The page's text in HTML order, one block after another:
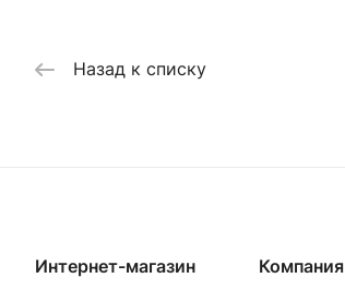
Назад к списку
Интернет-магазин Компания